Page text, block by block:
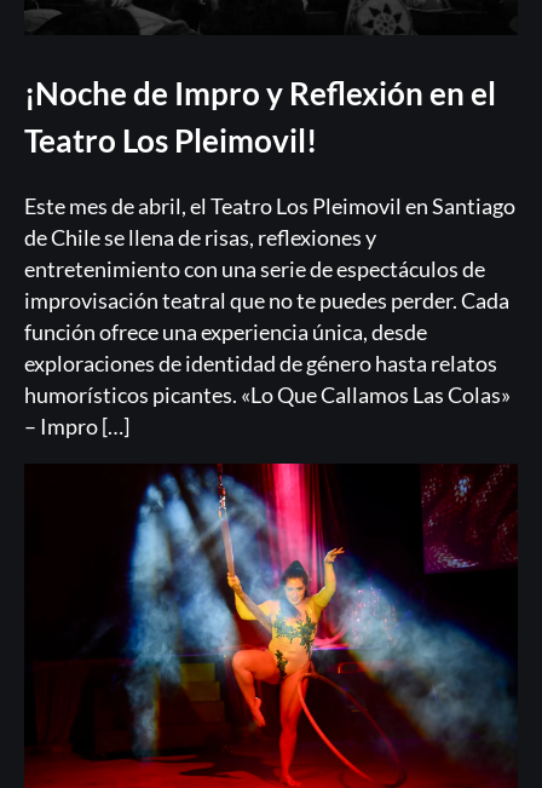
¡Noche de Impro y Reflexión en el
Teatro Los Pleimovil!
Este mes de abril, el Teatro Los Pleimovil en Santiago
de Chile se llena de risas, reflexiones y
entretenimiento con una serie de espectáculos de
improvisación teatral que no te puedes perder. Cada
función ofrece una experiencia única, desde
exploraciones de identidad de género hasta relatos
humorísticos picantes. «Lo Que Callamos Las Colas»
– Impro […]
Or
Acceder
¿Olvidaste la contraseña?
Registrarse